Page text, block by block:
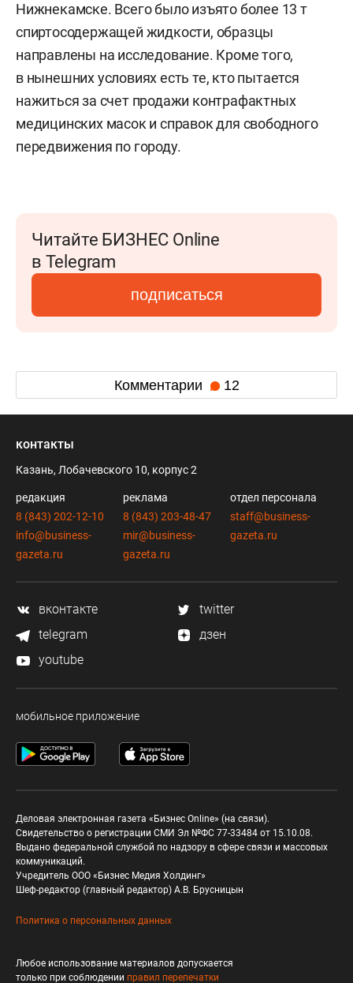
Нижнекамске. Всего было изъято более 13 т
спиртосодержащей жидкости, образцы
направлены на исследование. Кроме того,
в нынешних условиях есть те, кто пытается
нажиться за счет продажи контрафактных
медицинских масок и справок для свободного
передвижения по городу.
Читайте БИЗНЕС Online
в Telegram
подписаться
Комментарии 12
контакты
Казань, Лобачевского 10, корпус 2
редакция
8 (843) 202-12-10
info@business-
gazeta.ru
реклама
8 (843) 203-48-47
mir@business-
gazeta.ru
отдел персонала
staff@business-
gazeta.ru
вконтакте
twitter
telegram
дзен
youtube
мобильное приложение
Деловая электронная газета «Бизнес Online» (на связи).
Свидетельство о регистрации СМИ Эл №ФС 77-33484 от 15.10.08.
Выдано федеральной службой по надзору в сфере связи и массовых
коммуникаций.
Учредитель ООО «Бизнес Медия Холдинг»
Шеф-редактор (главный редактор) А.В. Брусницын
Политика о персональных данных
Любое использование материалов допускается
только при соблюдении правил перепечатки